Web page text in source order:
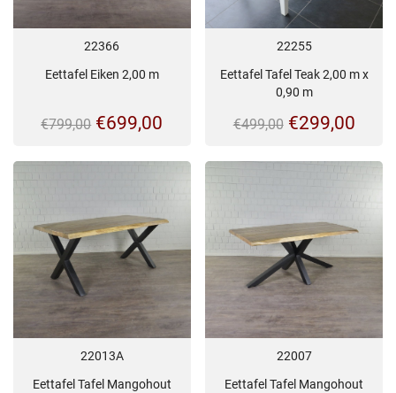
22366
Eettafel Eiken 2,00 m
€799,00 Oorspronkelijke
€799,00.
€699,00
22255
Eettafel Tafel Teak 2,00 m x
0,90 m
€499,00
€499,00.
€299,00
22013A
Eettafel Tafel Mangohout
22007
Eettafel Tafel Mangohout